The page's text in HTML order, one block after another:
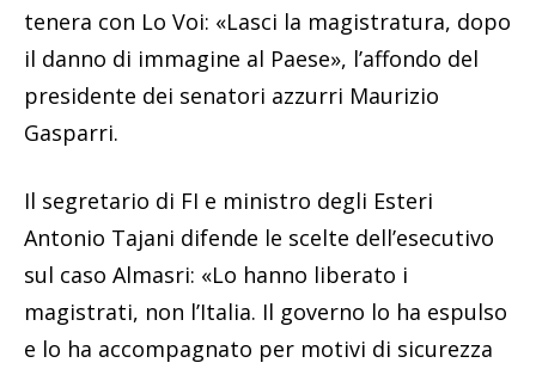
tenera con Lo Voi: «Lasci la magistratura, dopo
il danno di immagine al Paese», l’affondo del
presidente dei senatori azzurri Maurizio
Gasparri.
Il segretario di FI e ministro degli Esteri
Antonio Tajani difende le scelte dell’esecutivo
sul caso Almasri: «Lo hanno liberato i
magistrati, non l’Italia. Il governo lo ha espulso
e lo ha accompagnato per motivi di sicurezza